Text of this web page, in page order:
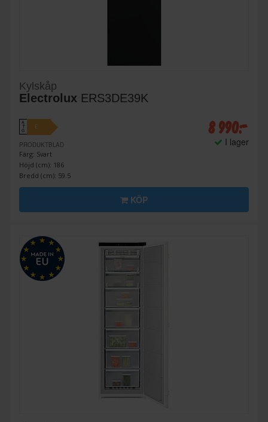
Kylskåp
Electrolux ERS3DE39K
A
↑
G
E
PRODUKTBLAD
Färg: Svart
Höjd (cm): 186
Bredd (cm): 59.5
8 990:-
I lager
KÖP